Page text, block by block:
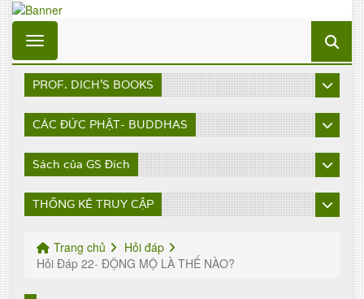
Toggle navigation
PROF. DICH'S BOOKS
CÁC ĐỨC PHẬT- BUDDHAS
Sách của GS Đích
THỐNG KÊ TRUY CẬP
Trang chủ
Hỏi đáp
Hỏi Đáp 22- ĐỘNG MỘ LÀ THẾ NÀO?